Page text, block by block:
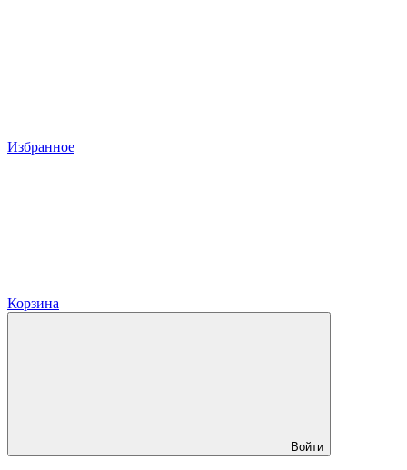
Избранное
Корзина
Войти